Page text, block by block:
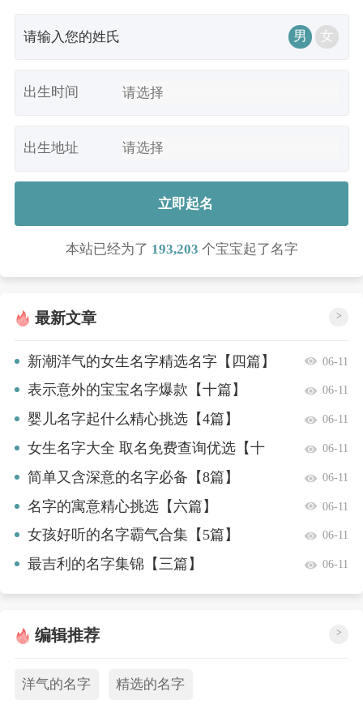
男 女
出生时间
出生地址
立即起名
本站已经为了 193,203 个宝宝起了名字
最新文章 >
新潮洋气的女生名字精选名字【四篇】 06-11
表示意外的宝宝名字爆款【十篇】 06-11
婴儿名字起什么精心挑选【4篇】 06-11
女生名字大全 取名免费查询优选【十
篇】
06-11
简单又含深意的名字必备【8篇】 06-11
名字的寓意精心挑选【六篇】 06-11
女孩好听的名字霸气合集【5篇】 06-11
最吉利的名字集锦【三篇】 06-11
编辑推荐 >
洋气的名字 精选的名字